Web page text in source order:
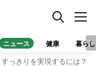
ニュース 健康 暮らし
すっきりを実現するには？